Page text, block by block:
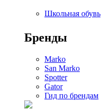
Школьная обувь
Бренды
Marko
San Marko
Spotter
Gator
Гид по брендам